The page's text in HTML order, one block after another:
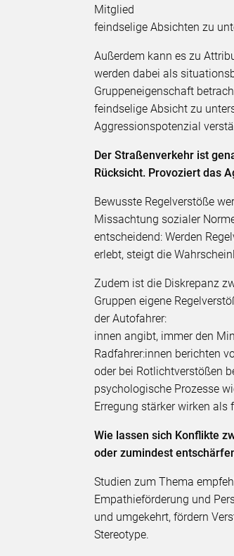
Mitglied
feindselige Absichten zu
Außerdem kann es zu
werden dabei als
Gruppeneigenschaft
feindselige Absicht zu
Aggressionspotenzial
Der Straßenverkehr ist
Rücksicht. Provoziert das
Bewusste Regelverstöße
Missachtung sozialer
entscheidend: Werden
erlebt, steigt die
Zudem ist die Diskrepanz
Gruppen eigene
der Autofahrer:
innen angibt, immer den
Radfahrer:innen berichten
oder bei Rotlichtverstößen
psychologische Prozesse
Erregung stärker wirken als
Wie lassen sich Konflikte
oder zumindest
Studien zum Thema
Empathieförderung und
und umgekehrt, fördern
Stereotype.